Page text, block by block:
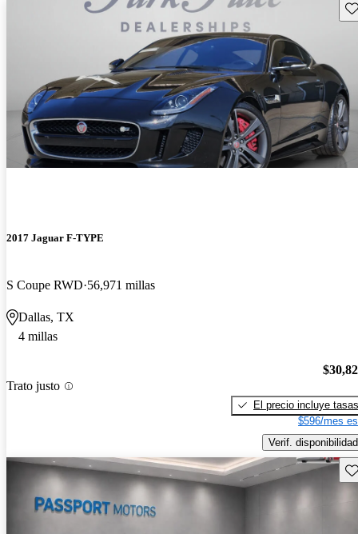
2017 Jaguar F-TYPE
S Coupe RWD 56,971 millas
Dallas, TX
4 millas
Trato justo
El precio incluye tasas
$596/mes
Verif. disponibilidad